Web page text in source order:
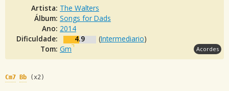
Artista: The Walters
Álbum: Songs for Dads
Ano: 2014
Dificuldade:
4.9 (Intermediario)
Tom: Gm Acordes
Cm7 Bb (x2)